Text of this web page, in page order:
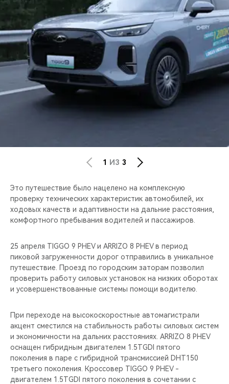
1 ИЗ 3
Это путешествие было нацелено на комплексную
проверку технических характеристик автомобилей, их
ходовых качеств и адаптивности на дальние расстояния,
комфортного пребывания водителей и пассажиров.
25 апреля TIGGO 9 PHEV и ARRIZO 8 PHEV в период
пиковой загруженности дорог отправились в уникальное
путешествие. Проезд по городским заторам позволил
проверить работу силовых установок на низких оборотах
и усовершенствованные системы помощи водителю.
При переходе на высокоскоростные автомагистрали
акцент сместился на стабильность работы силовых систем
и экономичности на дальних расстояниях. ARRIZO 8 PHEV
оснащен гибридным двигателем 1.5TGDI пятого
поколения в паре с гибридной трансмиссией DHT150
третьего поколения. Кроссовер TIGGO 9 PHEV -
двигателем 1.5TGDI пятого поколения в сочетании с